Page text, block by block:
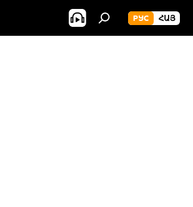
РУС ՀԱՅ